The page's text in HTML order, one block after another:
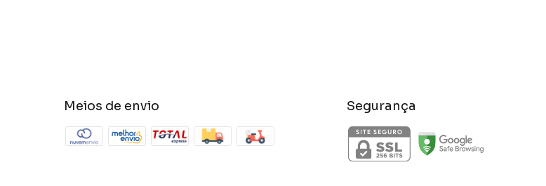
Meios de envio Segurança